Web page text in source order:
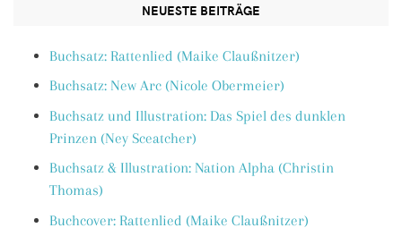
NEUESTE BEITRÄGE
Buchsatz: Rattenlied (Maike Claußnitzer)
Buchsatz: New Arc (Nicole Obermeier)
Buchsatz und Illustration: Das Spiel des dunklen
Prinzen (Ney Sceatcher)
Buchsatz & Illustration: Nation Alpha (Christin
Thomas)
Buchcover: Rattenlied (Maike Claußnitzer)